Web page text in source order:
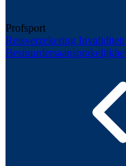
Profsport
Reisverzekering Invaliditeit